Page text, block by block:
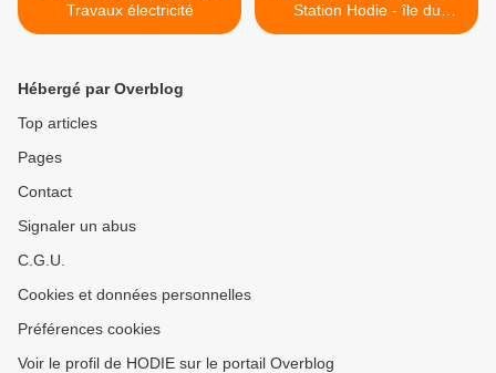
Travaux électricité
Station Hodie - île du
Levant >
Hébergé par Overblog
Top articles
Pages
Contact
Signaler un abus
C.G.U.
Cookies et données personnelles
Préférences cookies
Voir le profil de HODIE sur le portail Overblog